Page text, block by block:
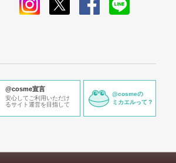
@cosme宣言
安心してご利用いただけ
るサイト運営を目指して
@cosmeの
ミカエルって？